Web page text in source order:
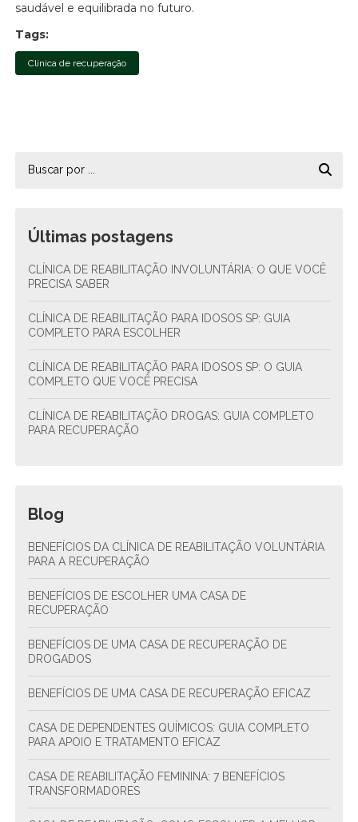
saudável e equilibrada no futuro.
Tags:
Clínica de recuperação
Últimas postagens
CLÍNICA DE REABILITAÇÃO INVOLUNTÁRIA: O QUE VOCÊ
PRECISA SABER
CLÍNICA DE REABILITAÇÃO PARA IDOSOS SP: GUIA
COMPLETO PARA ESCOLHER
CLÍNICA DE REABILITAÇÃO PARA IDOSOS SP: O GUIA
COMPLETO QUE VOCÊ PRECISA
CLÍNICA DE REABILITAÇÃO DROGAS: GUIA COMPLETO
PARA RECUPERAÇÃO
Blog
BENEFÍCIOS DA CLÍNICA DE REABILITAÇÃO VOLUNTÁRIA
PARA A RECUPERAÇÃO
BENEFÍCIOS DE ESCOLHER UMA CASA DE
RECUPERAÇÃO
BENEFÍCIOS DE UMA CASA DE RECUPERAÇÃO DE
DROGADOS
BENEFÍCIOS DE UMA CASA DE RECUPERAÇÃO EFICAZ
CASA DE DEPENDENTES QUÍMICOS: GUIA COMPLETO
PARA APOIO E TRATAMENTO EFICAZ
CASA DE REABILITAÇÃO FEMININA: 7 BENEFÍCIOS
TRANSFORMADORES